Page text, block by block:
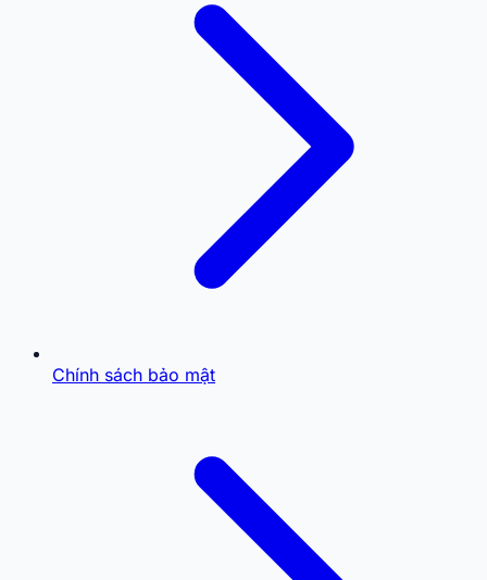
Chính sách bảo mật